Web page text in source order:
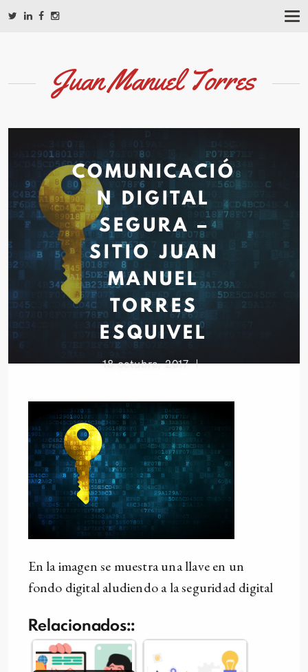
T
I
Juan Manuel Torres
COMUNICACIÓ
N DIGITAL
SEGURA –
SITIO JUAN
MANUEL
TORRES
ESQUIVEL
18 octubre, 2017
En la imagen se muestra una llave en un
fondo digital aludiendo a la seguridad digital
Relacionados::